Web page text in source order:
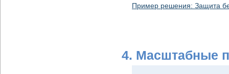
Пример решения: Защита
4. Масштабные